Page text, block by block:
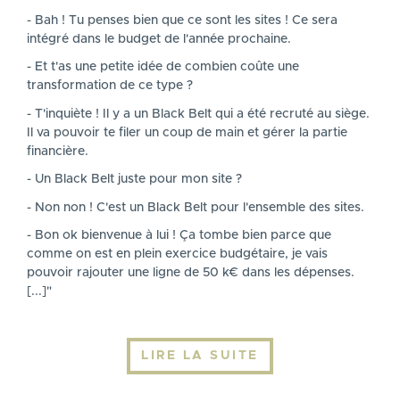
- Bah ! Tu penses bien que ce sont les sites ! Ce sera
intégré dans le budget de l'année prochaine.
- Et t'as une petite idée de combien coûte une
transformation de ce type ?
- T'inquiète ! Il y a un Black Belt qui a été recruté au siège.
Il va pouvoir te filer un coup de main et gérer la partie
financière.
- Un Black Belt juste pour mon site ?
- Non non ! C'est un Black Belt pour l'ensemble des sites.
- Bon ok bienvenue à lui ! Ça tombe bien parce que
comme on est en plein exercice budgétaire, je vais
pouvoir rajouter une ligne de 50 k€ dans les dépenses.
[...]"
LIRE LA SUITE